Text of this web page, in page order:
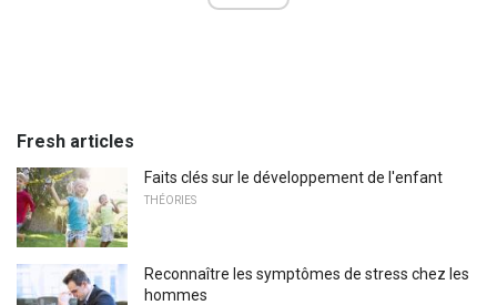
Fresh articles
Faits clés sur le développement de l'enfant
THÉORIES
Reconnaître les symptômes de stress chez les
hommes